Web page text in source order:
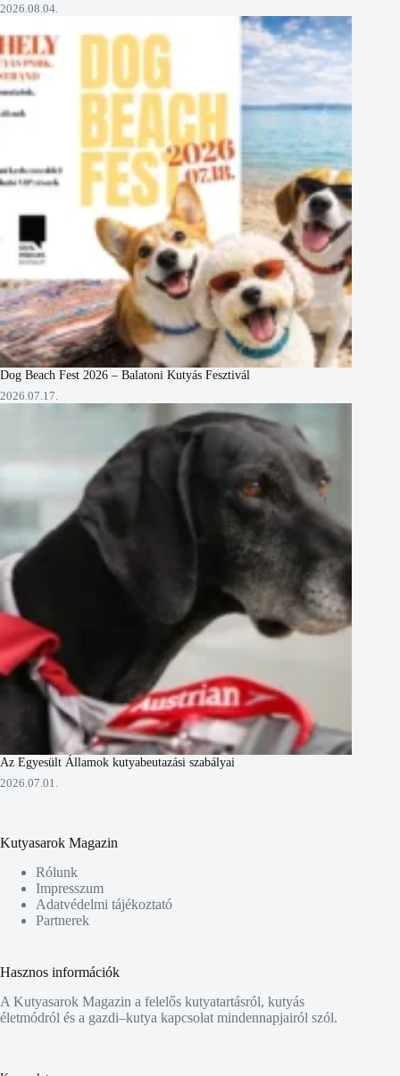
2026.08.04.
Dog Beach Fest 2026 – Balatoni Kutyás Fesztivál
2026.07.17.
Az Egyesült Államok kutyabeutazási szabályai
2026.07.01.
Kutyasarok Magazin
Rólunk
Impresszum
Adatvédelmi tájékoztató
Partnerek
Hasznos információk
A Kutyasarok Magazin a felelős kutyatartásról, kutyás
életmódról és a gazdi–kutya kapcsolat mindennapjairól szól.